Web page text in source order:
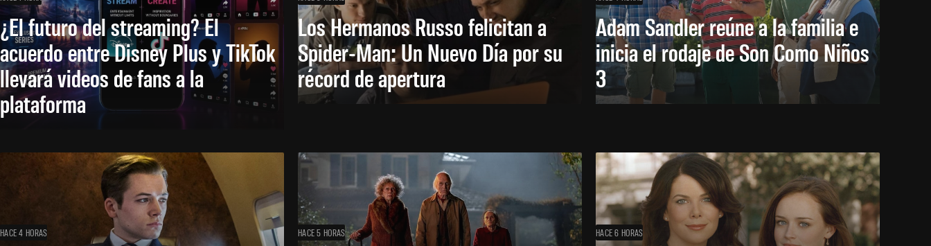
¿El futuro del streaming? El
acuerdo entre Disney Plus y TikTok
llevará videos de fans a la
plataforma
Los Hermanos Russo felicitan a
Spider-Man: Un Nuevo Día por su
récord de apertura
Adam Sandler reúne a la familia e
inicia el rodaje de Son Como Niños
3
HACE 4 HORAS HACE 5 HORAS HACE 6 HORAS